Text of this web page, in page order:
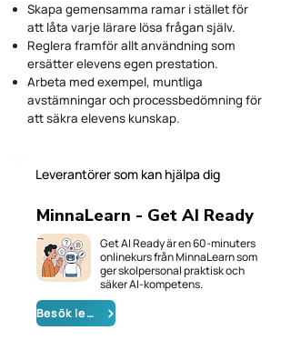
Skapa gemensamma ramar i stället för
att låta varje lärare lösa frågan själv.
Reglera framför allt användning som
ersätter elevens egen prestation.
Arbeta med exempel, muntliga
avstämningar och processbedömning för
att säkra elevens kunskap.
Leverantörer som kan hjälpa dig
MinnaLearn - Get AI Ready
Get AI Ready är en 60-minuters
onlinekurs från MinnaLearn som
ger skolpersonal praktisk och
säker AI-kompetens.
Besök leverantören